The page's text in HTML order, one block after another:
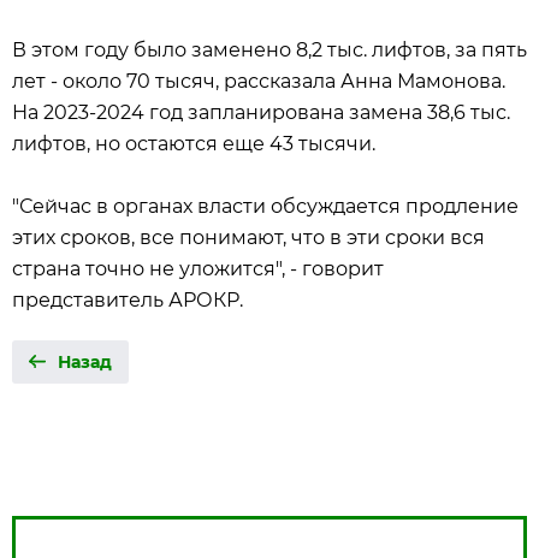
В этом году было заменено 8,2 тыс. лифтов, за пять
лет - около 70 тысяч, рассказала Анна Мамонова.
На 2023-2024 год запланирована замена 38,6 тыс.
лифтов, но остаются еще 43 тысячи.
"Сейчас в органах власти обсуждается продление
этих сроков, все понимают, что в эти сроки вся
страна точно не уложится", - говорит
представитель АРОКР.
Назад